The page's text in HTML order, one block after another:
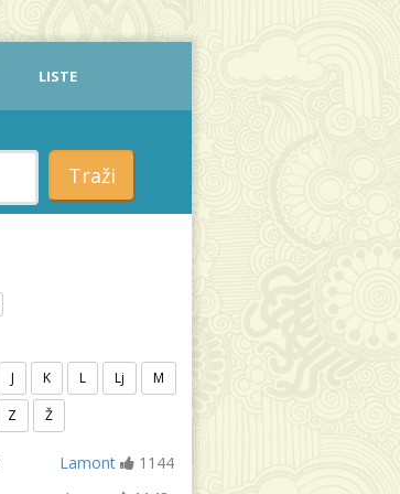
LISTE
Traži
J K L Lj
M
Z Ž
Lamont
1144